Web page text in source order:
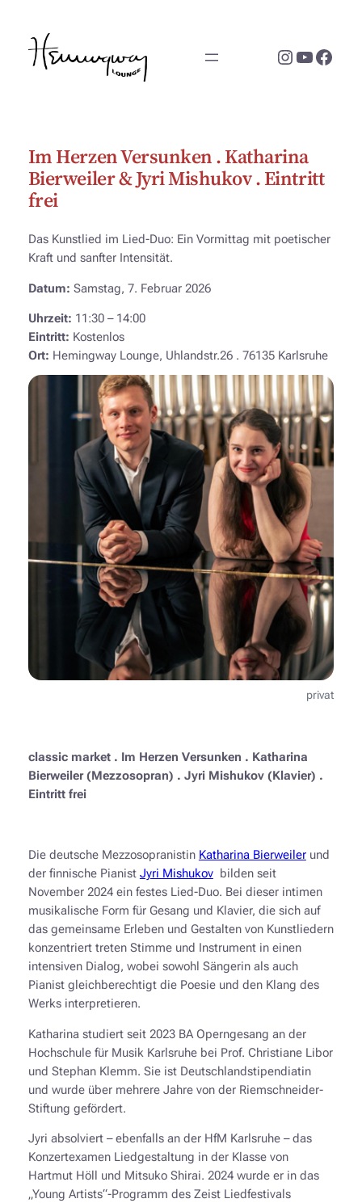
springen
Instagram
Im Herzen Versunken . Katharina
Bierweiler & Jyri Mishukov . Eintritt
frei
Das Kunstlied im Lied-Duo: Ein Vormittag mit poetischer
Kraft und sanfter Intensität.
Datum: Samstag, 7. Februar 2026
Uhrzeit: 11:30 – 14:00
Eintritt: Kostenlos
Ort: Hemingway Lounge, Uhlandstr.26 . 76135 Karlsruhe
privat
classic market . Im Herzen Versunken . Katharina
Bierweiler (Mezzosopran) . Jyri Mishukov (Klavier) .
Eintritt frei
Die deutsche Mezzosopranistin Katharina Bierweilerund
der finnische Pianist Jyri Mishukovbilden seit
November 2024 ein festes Lied-Duo. Bei dieser intimen
musikalische Form für Gesang und Klavier, die sich auf
das gemeinsame Erleben und Gestalten von Kunstliedern
konzentriert treten Stimme und Instrument in einen
intensiven Dialog, wobei sowohl Sängerin als auch
Pianist gleichberechtigt die Poesie und den Klang des
Werks interpretieren.
Katharina studiert seit 2023 BA Operngesang an der
Hochschule für Musik Karlsruhe bei Prof. Christiane Libor
und Stephan Klemm. Sie ist Deutschlandstipendiatin
und wurde über mehrere Jahre von der Riemschneider-
Stiftung gefördert.
Jyri absolviert – ebenfalls an der HfM Karlsruhe – das
Konzertexamen Liedgestaltung in der Klasse von
Hartmut Höll und Mitsuko Shirai. 2024 wurde er in das
„Young Artists“-Programm des Zeist Liedfestivals